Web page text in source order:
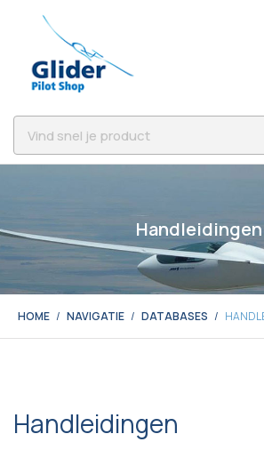
Handleidingen
HOME NAVIGATIE DATABASES
Handleidingen